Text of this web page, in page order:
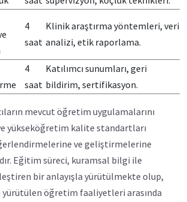
4
saat
Klinik araştırma yöntemleri, veri
analizi, etik raporlama.
4
saat
Katılımcı sunumları, geri
bildirim, sertifikasyon.
mevcut öğretim uygulamalarını
yükseköğretim kalite standartları
ve geliştirmelerine
Eğitim süreci, kuramsal bilgi ile
bir anlayışla yürütülmekte olup,
öğretim faaliyetleri arasında